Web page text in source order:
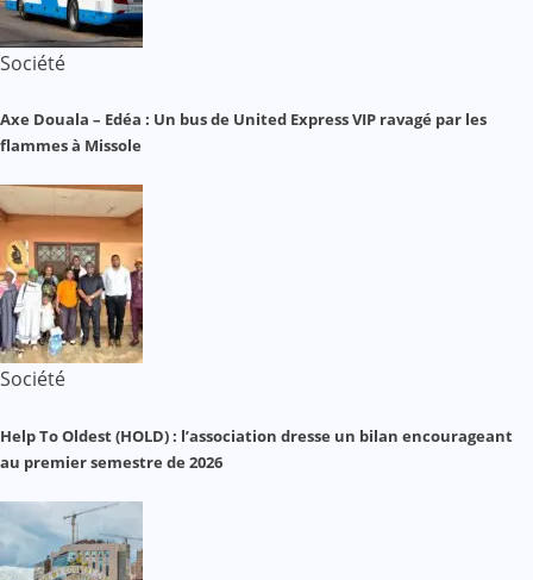
Société
Axe Douala – Edéa : Un bus de United Express VIP ravagé par les
flammes à Missole
Société
Help To Oldest (HOLD) : l’association dresse un bilan encourageant
au premier semestre de 2026